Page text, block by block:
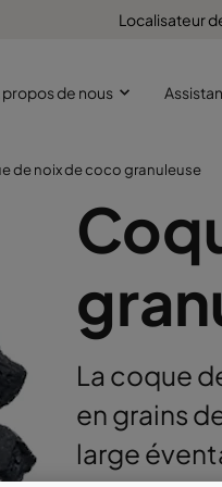
Localisateur
propos de nous
de noix de coco granuleuse
La coque
en grains
large